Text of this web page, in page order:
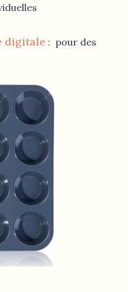
digitale : pour des